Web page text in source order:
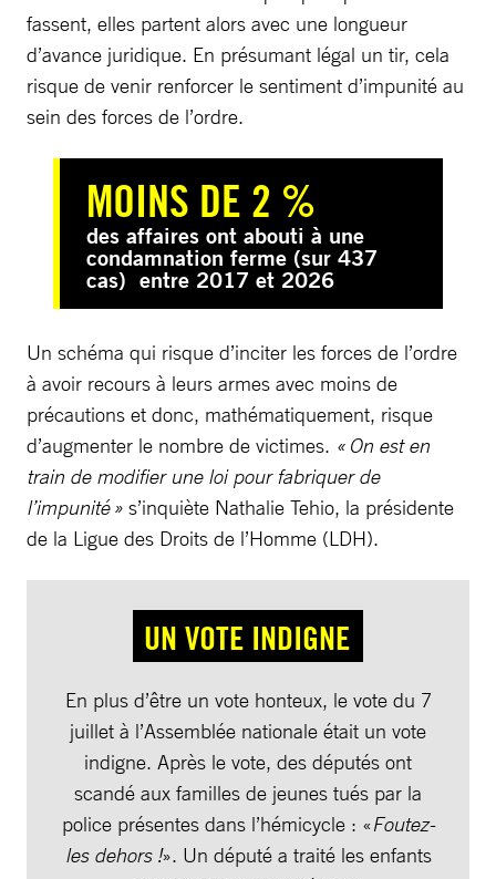
fassent, elles partent alors avec une longueur
d’avance juridique. En présumant légal un tir, cela
risque de venir renforcer le sentiment d’impunité au
sein des forces de l’ordre.
MOINS DE 2 %
des affaires ont abouti à une
condamnation ferme (sur 437
cas) entre 2017 et 2026
Un schéma qui risque d’inciter les forces de l’ordre
à avoir recours à leurs armes avec moins de
précautions et donc, mathématiquement, risque
d’augmenter le nombre de victimes. « On est en
train de modifier une loi pour fabriquer de
l’impunité » s’inquiète Nathalie Tehio, la présidente
de la Ligue des Droits de l’Homme (LDH).
UN VOTE INDIGNE
En plus d’être un vote honteux, le vote du 7
juillet à l’Assemblée nationale était un vote
indigne. Après le vote, des députés ont
scandé aux familles de jeunes tués par la
police présentes dans l’hémicycle : «Foutez-
les dehors !». Un député a traité les enfants